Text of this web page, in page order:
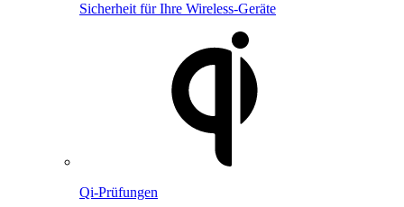
Sicherheit für Ihre Wireless-Geräte
Qi-Prüfungen